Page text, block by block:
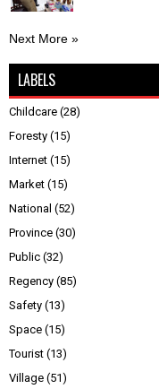
Next More »
LABELS
Childcare (28)
Foresty (15)
Internet (15)
Market (15)
National (52)
Province (30)
Public (32)
Regency (85)
Safety (13)
Space (15)
Tourist (13)
Village (51)